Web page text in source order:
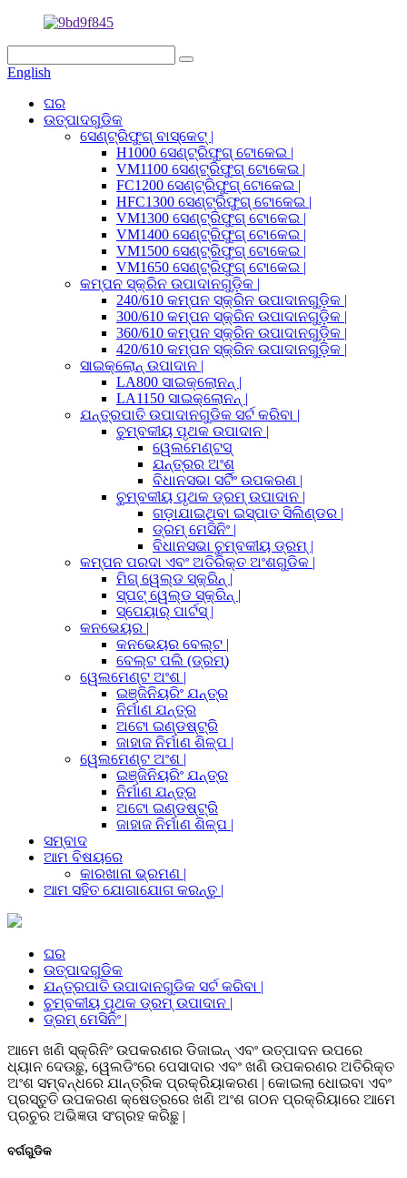
English
ଘର
ଉତ୍ପାଦଗୁଡିକ
ସେଣ୍ଟ୍ରିଫୁଗ୍ ବାସ୍କେଟ୍ |
H1000 ସେଣ୍ଟ୍ରିଫୁଗ୍ ଟୋକେଇ |
VM1100 ସେଣ୍ଟ୍ରିଫୁଗ୍ ଟୋକେଇ |
FC1200 ସେଣ୍ଟ୍ରିଫୁଗ୍ ଟୋକେଇ |
HFC1300 ସେଣ୍ଟ୍ରିଫୁଗ୍ ଟୋକେଇ |
VM1300 ସେଣ୍ଟ୍ରିଫୁଗ୍ ଟୋକେଇ |
VM1400 ସେଣ୍ଟ୍ରିଫୁଗ୍ ଟୋକେଇ |
VM1500 ସେଣ୍ଟ୍ରିଫୁଗ୍ ଟୋକେଇ |
VM1650 ସେଣ୍ଟ୍ରିଫୁଗ୍ ଟୋକେଇ |
କମ୍ପନ ସ୍କ୍ରିନ ଉପାଦାନଗୁଡ଼ିକ |
240/610 କମ୍ପନ ସ୍କ୍ରିନ ଉପାଦାନଗୁଡ଼ିକ |
300/610 କମ୍ପନ ସ୍କ୍ରିନ ଉପାଦାନଗୁଡ଼ିକ |
360/610 କମ୍ପନ ସ୍କ୍ରିନ ଉପାଦାନଗୁଡ଼ିକ |
420/610 କମ୍ପନ ସ୍କ୍ରିନ ଉପାଦାନଗୁଡ଼ିକ |
ସାଇକ୍ଲୋନ୍ ଉପାଦାନ |
LA800 ସାଇକ୍ଲୋନନ୍ |
LA1150 ସାଇକ୍ଲୋନନ୍ |
ଯନ୍ତ୍ରପାତି ଉପାଦାନଗୁଡିକ ସର୍ଟ କରିବା |
ଚୁମ୍ବକୀୟ ପୃଥକ ଉପାଦାନ |
ୱେଲମେଣ୍ଟସ୍
ଯନ୍ତ୍ରର ଅଂଶ
ବିଧାନସଭା ସର୍ଟିଂ ଉପକରଣ |
ଚୁମ୍ବକୀୟ ପୃଥକ ଡ୍ରମ୍ ଉପାଦାନ |
ଗଡ଼ାଯାଇଥିବା ଇସ୍ପାତ ସିଲିଣ୍ଡର |
ଡ୍ରମ୍ ମେସିନିଂ |
ବିଧାନସଭା ଚୁମ୍ବକୀୟ ଡ୍ରମ୍ |
କମ୍ପନ ପରଦା ଏବଂ ଅତିରିକ୍ତ ଅଂଶଗୁଡିକ |
ମିଗ୍ ୱେଲ୍ଡ ସ୍କ୍ରିନ୍ |
ସ୍ପଟ୍ ୱେଲ୍ଡ ସ୍କ୍ରିନ୍ |
ସ୍ପେୟାର୍ ପାର୍ଟସ୍ |
କନଭେୟର |
କନଭେୟର ବେଲ୍ଟ |
ବେଲ୍ଟ ପଲି (ଡ୍ରମ୍)
ୱେଲମେଣ୍ଟ ଅଂଶ |
ଇଞ୍ଜିନିୟରିଂ ଯନ୍ତ୍ର
ନିର୍ମାଣ ଯନ୍ତ୍ର
ଅଟୋ ଇଣ୍ଡଷ୍ଟ୍ରି
ଜାହାଜ ନିର୍ମାଣ ଶିଳ୍ପ |
ୱେଲମେଣ୍ଟ ଅଂଶ |
ଇଞ୍ଜିନିୟରିଂ ଯନ୍ତ୍ର
ନିର୍ମାଣ ଯନ୍ତ୍ର
ଅଟୋ ଇଣ୍ଡଷ୍ଟ୍ରି
ଜାହାଜ ନିର୍ମାଣ ଶିଳ୍ପ |
ସମ୍ବାଦ
ଆମ ବିଷୟରେ
କାରଖାନା ଭ୍ରମଣ |
ଆମ ସହିତ ଯୋଗାଯୋଗ କରନ୍ତୁ |
ଘର
ଉତ୍ପାଦଗୁଡିକ
ଯନ୍ତ୍ରପାତି ଉପାଦାନଗୁଡିକ ସର୍ଟ କରିବା |
ଚୁମ୍ବକୀୟ ପୃଥକ ଡ୍ରମ୍ ଉପାଦାନ |
ଡ୍ରମ୍ ମେସିନିଂ |
ଆମେ ଖଣି ସ୍କ୍ରିନିଂ ଉପକରଣର ଡିଜାଇନ୍ ଏବଂ ଉତ୍ପାଦନ ଉପରେ
ଧ୍ୟାନ ଦେଉଛୁ, ୱେଲଡିଂରେ ପେସାଦାର ଏବଂ ଖଣି ଉପକରଣର ଅତିରିକ୍ତ
ଅଂଶ ସମ୍ବନ୍ଧରେ ଯାନ୍ତ୍ରିକ ପ୍ରକ୍ରିୟାକରଣ | କୋଇଲା ଧୋଇବା ଏବଂ
ପ୍ରସ୍ତୁତି ଉପକରଣ କ୍ଷେତ୍ରରେ ଖଣି ଅଂଶ ଗଠନ ପ୍ରକ୍ରିୟାରେ ଆମେ
ପ୍ରଚୁର ଅଭିଜ୍ଞତା ସଂଗ୍ରହ କରିଛୁ |
ବର୍ଗଗୁଡିକ